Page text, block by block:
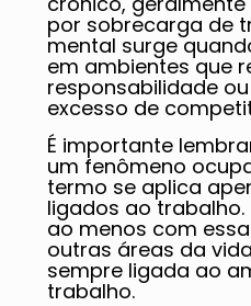
por sobrecarga de
mental surge
em ambientes que
responsabilidade
excesso de
É importante
um fenômeno
termo se aplica
ligados ao trabalho.
ao menos com
outras áreas da
sempre ligada ao
trabalho.